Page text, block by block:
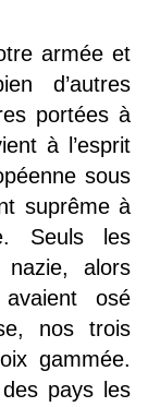
armée et
d’autres
portées à
à l’esprit
sous
suprême à
Seuls les
nazie, alors
osé
nos trois
gammée.
des pays les